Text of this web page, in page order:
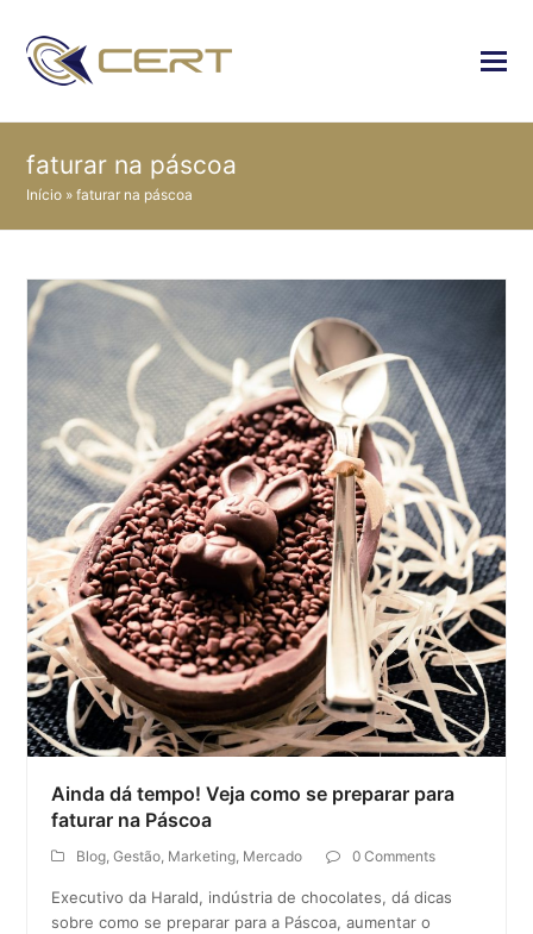
faturar na páscoa
Início »faturar na páscoa
Ainda dá tempo! Veja como se preparar para
faturar na Páscoa
Blog,Gestão, Marketing, Mercado 0 Comments
Executivo da Harald, indústria de chocolates, dá dicas
sobre como se preparar para a Páscoa, aumentar o